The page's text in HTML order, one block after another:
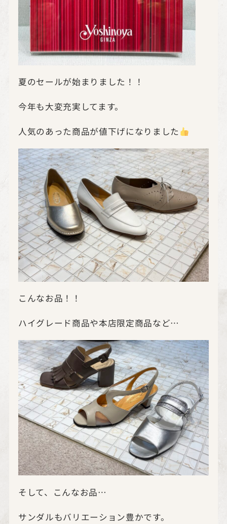
夏のセールが始まりました！！
今年も大変充実してます。
人気のあった商品が値下げになりました
こんなお品！！
ハイグレード商品や本店限定商品など…
そして、こんなお品…
サンダルもバリエーション豊かです。